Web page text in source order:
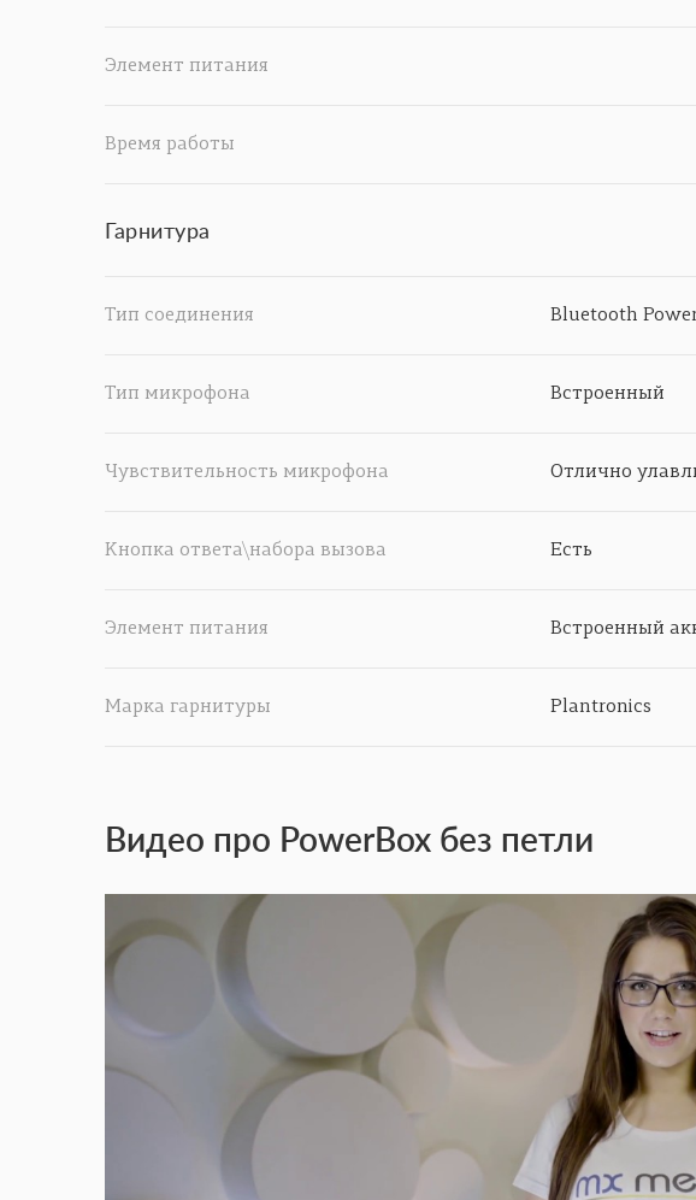
Элемент питания
Время работы
Гарнитура
Тип соединения Bluetooth
Тип микрофона Встроенный
Чувствительность микрофона Отлично
Кнопка ответа\набора вызова Есть
Элемент питания Встроенный
Марка гарнитуры Plantronics
Видео про PowerBox без петли